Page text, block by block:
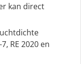
kan direct
RE 2020 en